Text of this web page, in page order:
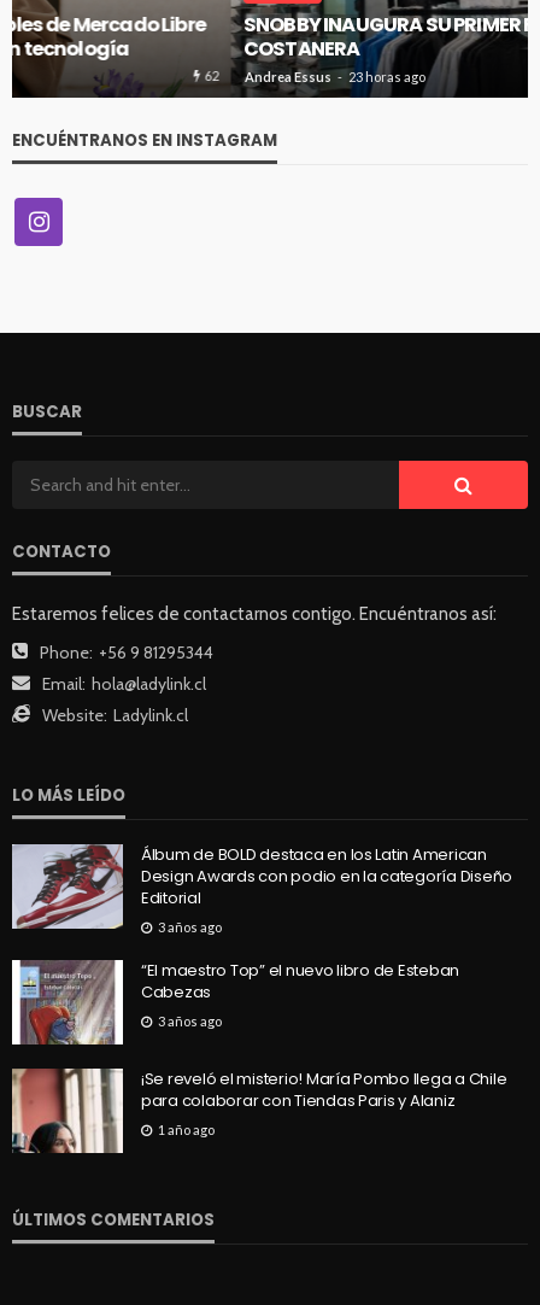
SNOBBY INAUGURA SU PRIMER FLAGSHIP EN CENCO
COSTANERA
Andrea Essus 23 horas ago
ENCUÉNTRANOS EN INSTAGRAM
BUSCAR
CONTACTO
Estaremos felices de contactarnos contigo. Encuéntranos así:
Phone: +56 9 81295344
Email: hola@ladylink.cl
Website: Ladylink.cl
LO MÁS LEÍDO
Álbum de BOLD destaca en los Latin American
Design Awards con podio en la categoría Diseño
Editorial
3 años ago
“El maestro Top” el nuevo libro de Esteban
Cabezas
3 años ago
¡Se reveló el misterio! María Pombo llega a Chile
para colaborar con Tiendas Paris y Alaniz
1 año ago
ÚLTIMOS COMENTARIOS